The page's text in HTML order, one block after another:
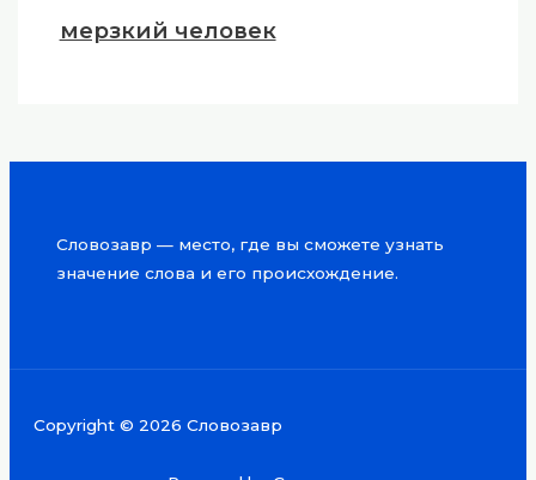
мерзкий человек
Словозавр — место, где вы сможете узнать
значение слова и его происхождение.
Copyright © 2026 Словозавр